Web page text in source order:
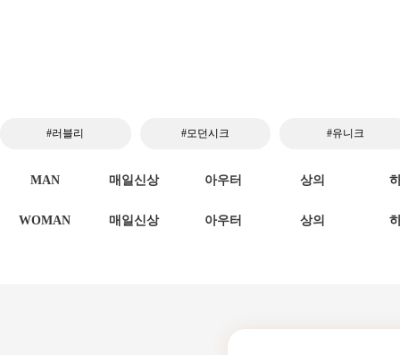
#러블리 #모던시크 #유니크
MAN 매일신상 아우터 상의
WOMAN 매일신상 아우터 상의